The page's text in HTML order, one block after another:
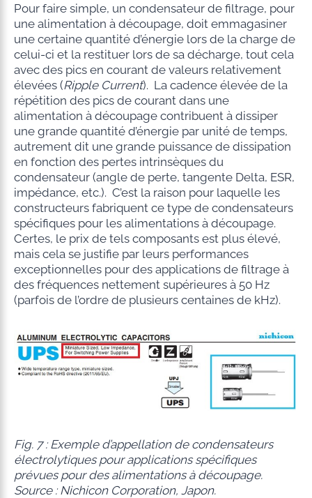
Pour faire simple, un condensateur de filtrage, pour
une alimentation à découpage, doit emmagasiner
une certaine quantité d’énergie lors de la charge de
celui-ci et la restituer lors de sa décharge, tout cela
avec des pics en courant de valeurs relativement
élevées (Ripple Current). La cadence élevée de la
répétition des pics de courant dans une
alimentation à découpage contribuent à dissiper
une grande quantité d’énergie par unité de temps,
autrement dit une grande puissance de dissipation
en fonction des pertes intrinsèques du
condensateur (angle de perte, tangente Delta, ESR,
impédance, etc.). C’est la raison pour laquelle les
constructeurs fabriquent ce type de condensateurs
spécifiques pour les alimentations à découpage.
Certes, le prix de tels composants est plus élevé,
mais cela se justifie par leurs performances
exceptionnelles pour des applications de filtrage à
des fréquences nettement supérieures à 50 Hz
(parfois de l’ordre de plusieurs centaines de kHz).
Fig. 7 : Exemple d’appellation de condensateurs
électrolytiques pour applications spécifiques
prévues pour des alimentations à découpage.
Source : Nichicon Corporation, Japon.